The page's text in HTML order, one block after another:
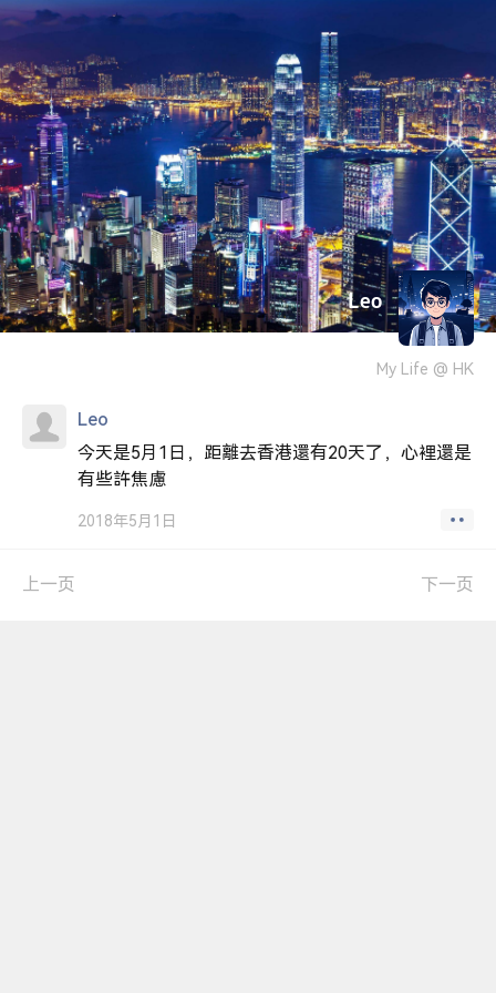
Leo
My Life @ HK
Leo
今天是5月1日，距離去香港還有20天了，心裡還是
有些許焦慮
2018年5月1日
上一页 下一页